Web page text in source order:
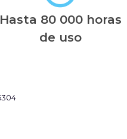
Hasta 80 000 horas
de uso